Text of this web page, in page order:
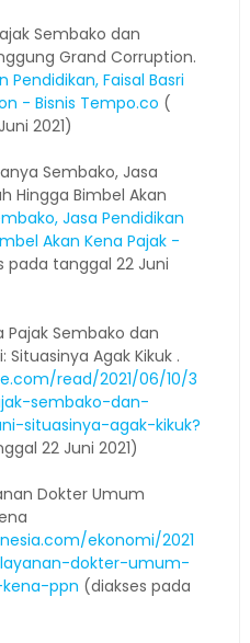
Sembako dan
Grand Corruption.
Pendidikan, Faisal Basri
- Bisnis Tempo.co (
2021)
Sembako, Jasa
Hingga Bimbel Akan
Jasa Pendidikan
Akan Kena Pajak -
pada tanggal 22 Juni
Pajak Sembako dan
Situasinya Agak Kikuk .
read/2021/06/10/3
sembako-dan-
situasinya-agak-kikuk?
22 Juni 2021)
Dokter Umum
ekonomi/2021
layanan-dokter-umum-
ppn (diakses pada